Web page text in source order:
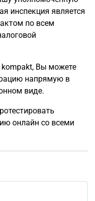
инспекция является
по всем
kompakt, Вы можете
напрямую в
виде.
онлайн со всеми